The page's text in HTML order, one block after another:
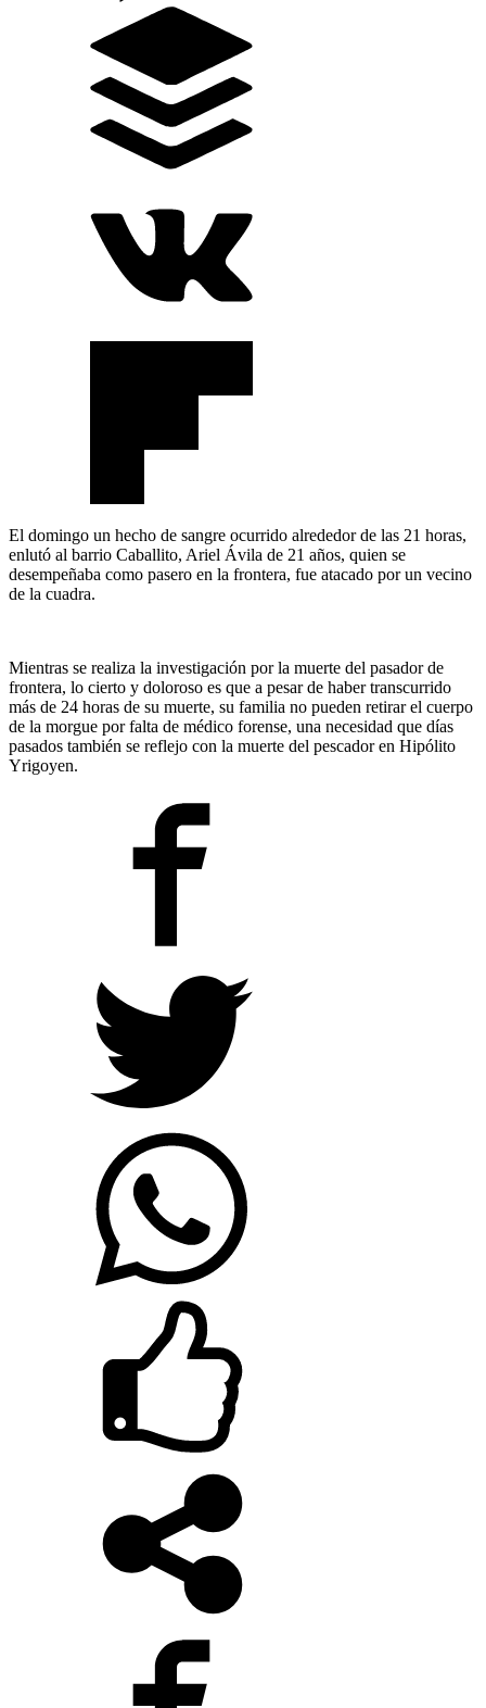
El domingo un hecho de sangre ocurrido alrededor de las 21 horas,
enlutó al barrio Caballito, Ariel Ávila de 21 años, quien se
desempeñaba como pasero en la frontera, fue atacado por un vecino
de la cuadra.
Mientras se realiza la investigación por la muerte del pasador de
frontera, lo cierto y doloroso es que a pesar de haber transcurrido
más de 24 horas de su muerte, su familia no pueden retirar el cuerpo
de la morgue por falta de médico forense, una necesidad que días
pasados también se reflejo con la muerte del pescador en Hipólito
Yrigoyen.